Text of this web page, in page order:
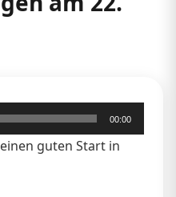
00:00
guten Start in